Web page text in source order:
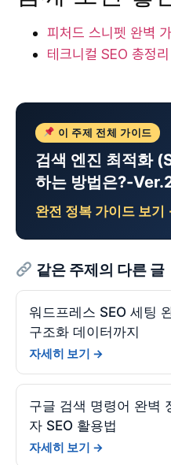
피처드 스니펫 완벽
테크니컬 SEO 총정
이 주제 전체 가이드
검색 엔진 최적화
하는 방법은?-
완전 정복 가이드 보
같은 주제의 다른 글
워드프레스 SEO 세팅
구조화 데이터까지
자세히 보기 →
구글 검색 명령어 완
자 SEO 활용법
자세히 보기 →